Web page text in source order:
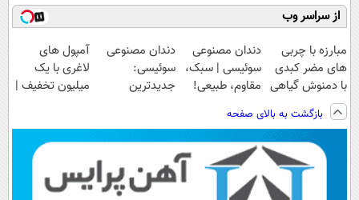
از سراسر وب
مبارزه با چربی
های مضر کبدی
با دمنوش گیاهی
پاکسازی
کبد(تخفیف تا
امشب)
دندان مصنوعی
سوئیسی | سبک،
مقاوم، طبیعی!
رایگان+پرداخت
اقساطی😍
دندان مصنوعی
سوئیسی:
جدیدترین
پرداخت قسطی
آمپول های
لاغری با یک
میلیون تخفیف |
معتبر
بازگشت به بالای صفحه